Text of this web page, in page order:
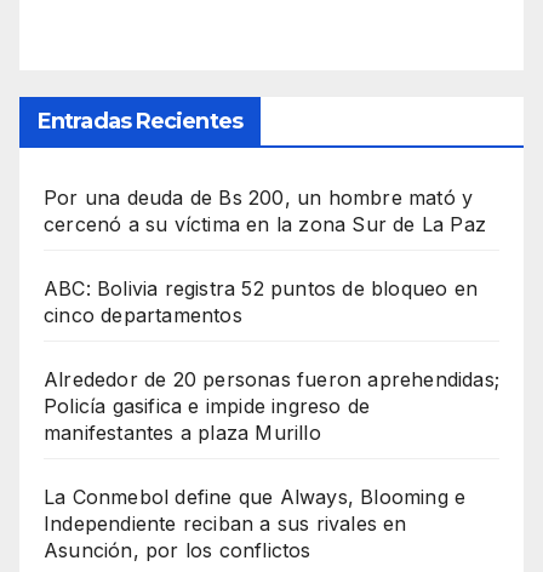
Entradas Recientes
Por una deuda de Bs 200, un hombre mató y
cercenó a su víctima en la zona Sur de La Paz
ABC: Bolivia registra 52 puntos de bloqueo en
cinco departamentos
Alrededor de 20 personas fueron aprehendidas;
Policía gasifica e impide ingreso de
manifestantes a plaza Murillo
La Conmebol define que Always, Blooming e
Independiente reciban a sus rivales en
Asunción, por los conflictos